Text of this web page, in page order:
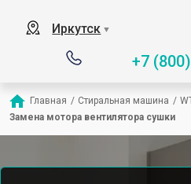
Иркутск ▼
+7
Главная / Стиральная машина /
Замена мотора вентилятора сушки